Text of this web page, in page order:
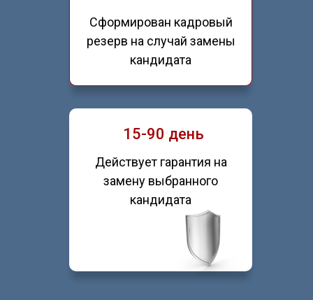
15-90 день
Действует гарантия на
замену выбранного
кандидата
Сформирован кадровый
резерв на случай замены
кандидата